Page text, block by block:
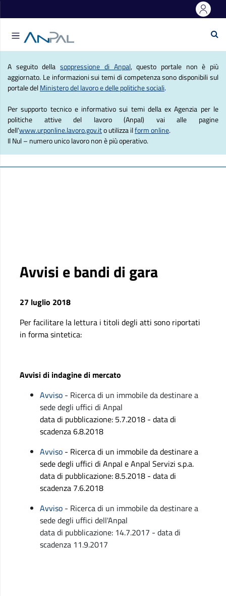
Agenzia Nazionale
A seguito dellasoppressione di Anpal, questo portale non è più
aggiornato. Le informazioni sui temi di competenza sono disponibili sul
portale delMinistero del lavoro e delle politiche sociali.
Per supporto tecnico e informativo sui temi della ex Agenzia per le
politiche attive del lavoro (Anpal) vai alle pagine
dell’www.urponline.lavoro.gov.ito utilizza ilform online.
Il Nul – numero unico lavoro non è più operativo.
Avvisi e bandi di gara
27 luglio 2018
Per facilitare la lettura i titoli degli atti sono riportati
in forma sintetica:
Avvisi di indagine di mercato
Avviso - Ricerca di un immobile da destinare a
sede degli uffici di Anpal
data di pubblicazione: 5.7.2018 - data di
scadenza 6.8.2018
Avviso - Ricerca di un immobile da destinare a
sede degli uffici di Anpal e Anpal Servizi s.p.a.
data di pubblicazione: 8.5.2018 - data di
scadenza 7.6.2018
Avviso - Ricerca di un immobile da destinare a
sede degli uffici dell'Anpal
data di pubblicazione: 14.7.2017 - data di
scadenza 11.9.2017